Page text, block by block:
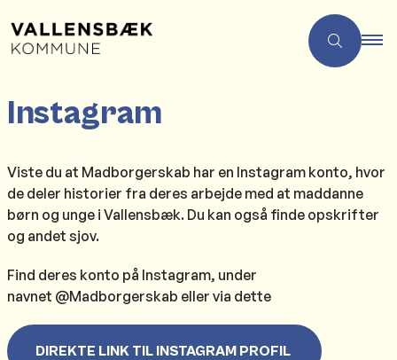
Instagram
Viste du at Madborgerskab har en Instagram konto, hvor
de deler historier fra deres arbejde med at maddanne
børn og unge i Vallensbæk. Du kan også finde opskrifter
og andet sjov.
Find deres konto på Instagram, under
navnet @Madborgerskab eller via dette
DIREKTE LINK TIL INSTAGRAM PROFIL